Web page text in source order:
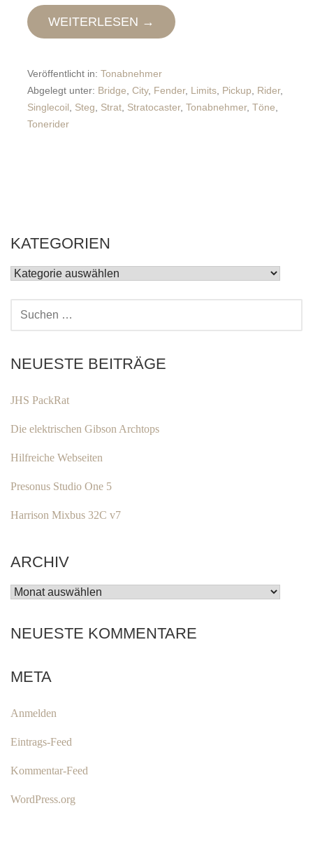
WEITERLESEN →
Veröffentlicht in: Tonabnehmer
Abgelegt unter: Bridge, City, Fender, Limits, Pickup, Rider,
Singlecoil, Steg, Strat, Stratocaster, Tonabnehmer, Töne,
Tonerider
KATEGORIEN
KATEGORIEN
NEUESTE BEITRÄGE
JHS PackRat
Die elektrischen Gibson Archtops
Hilfreiche Webseiten
Presonus Studio One 5
Harrison Mixbus 32C v7
ARCHIV
ARCHIV
NEUESTE KOMMENTARE
META
Anmelden
Eintrags-Feed
Kommentar-Feed
WordPress.org